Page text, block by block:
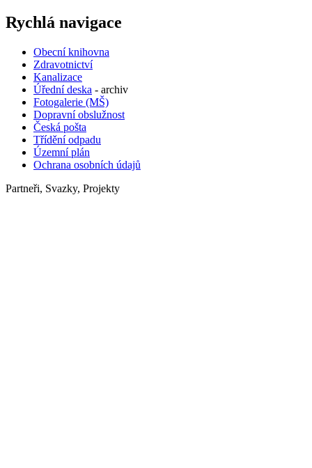
Rychlá navigace
Obecní knihovna
Zdravotnictví
Kanalizace
Úřední deska - archiv
Fotogalerie (MŠ)
Dopravní obslužnost
Česká pošta
Třídění odpadu
Územní plán
Ochrana osobních údajů
Partneři, Svazky, Projekty